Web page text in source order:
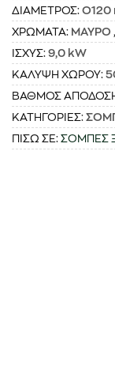
ΔΙΑΜΕΤΡΟΣ: O120
ΧΡΩΜΑΤΑ: ΜΑΥΡΟ ,
ΙΣΧΥΣ: 9,0 kW
ΚΑΛΥΨΗ ΧΩΡΟΥ:
ΒΑΘΜΟΣ
ΚΑΤΗΓΟΡΙΕΣ:
ΠΙΣΩ ΣΕ: ΣΟΜΠΕΣ